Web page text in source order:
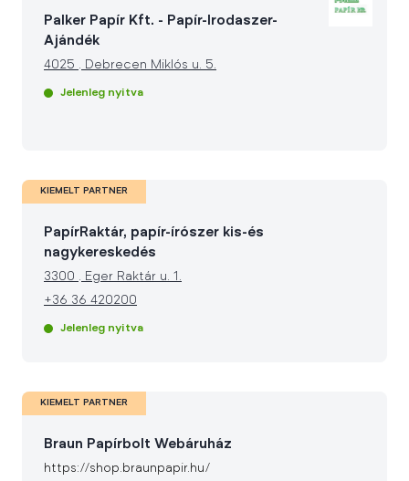
Palker Papír Kft. - Papír-Irodaszer-
Ajándék
4025 . Debrecen Miklós u. 5.
Jelenleg nyitva
KIEMELT PARTNER
PapírRaktár, papír-írószer kis-és
nagykereskedés
3300 . Eger Raktár u. 1.
+36 36 420200
Jelenleg nyitva
KIEMELT PARTNER
Braun Papírbolt Webáruház
https://shop.braunpapir.hu/